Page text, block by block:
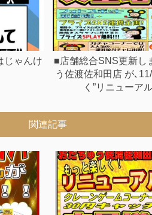
じゃんけ
■店舗総合SNS更新し
う佐渡佐和田店 が､
く”リニューア
関連記事